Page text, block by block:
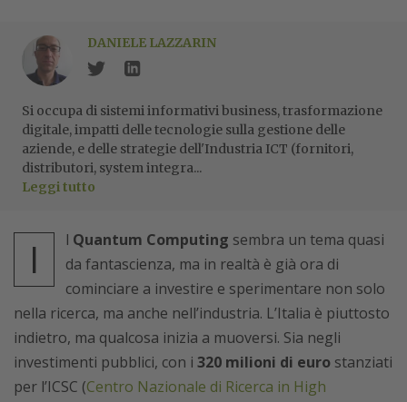
DANIELE LAZZARIN
Si occupa di sistemi informativi business, trasformazione
digitale, impatti delle tecnologie sulla gestione delle
aziende, e delle strategie dell'Industria ICT (fornitori,
distributori, system integra...
Leggi tutto
I l Quantum Computing sembra un tema quasi
da fantascienza, ma in realtà è già ora di
cominciare a investire e sperimentare non solo
nella ricerca, ma anche nell’industria. L’Italia è piuttosto
indietro, ma qualcosa inizia a muoversi. Sia negli
investimenti pubblici, con i 320 milioni di euro stanziati
per l’ICSC (Centro Nazionale di Ricerca in High